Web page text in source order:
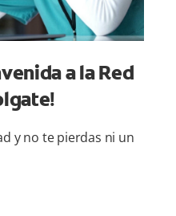
a la Red
y no te pierdas ni un